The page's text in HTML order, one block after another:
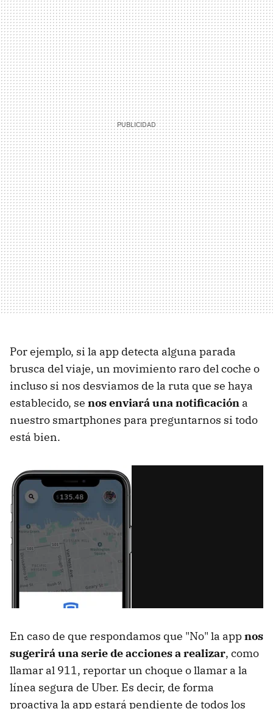
Por ejemplo, si la app detecta alguna parada
brusca del viaje, un movimiento raro del coche o
incluso si nos desviamos de la ruta que se haya
establecido, se nos enviará una notificación a
nuestro smartphones para preguntarnos si todo
está bien.
En caso de que respondamos que "No" la appnos
sugerirá una serie de acciones a realizar, como
llamar al 911, reportar un choque o llamar a la
línea segura de Uber. Es decir, de forma
proactiva la app estará pendiente de todos los